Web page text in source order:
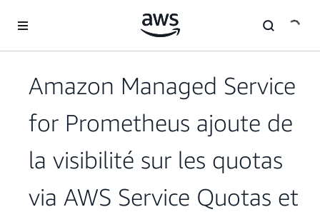
Amazon Managed Service
for Prometheus ajoute de
la visibilité sur les quotas
via AWS Service Quotas et